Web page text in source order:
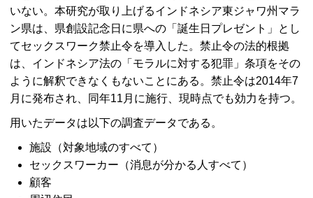
いない。本研究が取り上げるインドネシア東ジャワ州マラ
ン県は、県創設記念日に県への「誕生日プレゼント」とし
てセックスワーク禁止令を導入した。禁止令の法的根拠
は、インドネシア法の「モラルに対する犯罪」条項をその
ように解釈できなくもないことにある。禁止令は2014年7
月に発布され、同年11月に施行、現時点でも効力を持つ。
用いたデータは以下の調査データである。
施設（対象地域のすべて）
セックスワーカー（消息が分かる人すべて）
顧客